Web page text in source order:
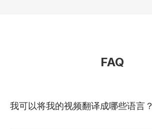
FAQ
我可以将我的视频翻译成哪些语言？